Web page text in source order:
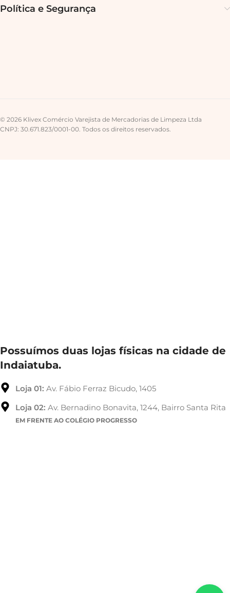
Política e Segurança
© 2026 Klivex Comércio Varejista de Mercadorias de Limpeza Ltda
CNPJ: 30.671.823/0001-00. Todos os direitos reservados.
Possuímos duas lojas físicas na cidade de
Indaiatuba.
Loja 01: Av. Fábio Ferraz Bicudo, 1405
Loja 02: Av. Bernadino Bonavita, 1244, Bairro Santa Rita
EM FRENTE AO COLÉGIO PROGRESSO